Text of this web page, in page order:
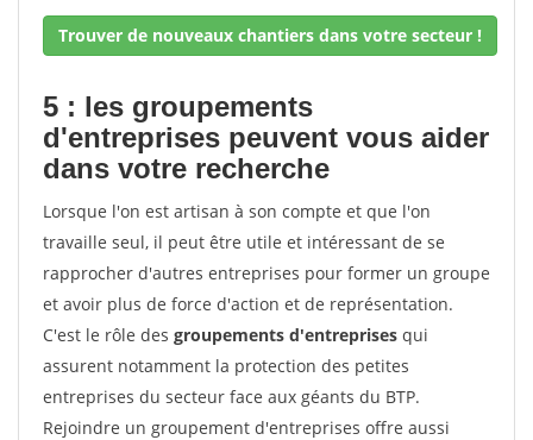
Trouver de nouveaux chantiers dans votre secteur !
5 : les groupements
d'entreprises peuvent vous aider
dans votre recherche
Lorsque l'on est artisan à son compte et que l'on
travaille seul, il peut être utile et intéressant de se
rapprocher d'autres entreprises pour former un groupe
et avoir plus de force d'action et de représentation.
C'est le rôle des groupements d'entreprises qui
assurent notamment la protection des petites
entreprises du secteur face aux géants du BTP.
Rejoindre un groupement d'entreprises offre aussi